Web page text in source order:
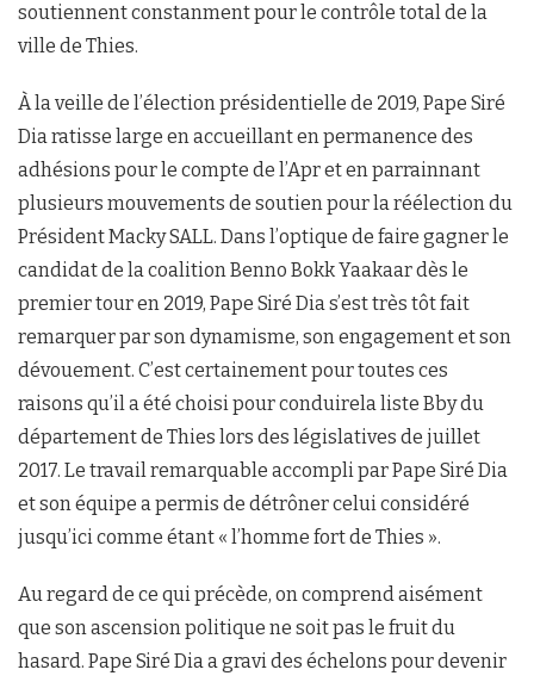
soutiennent constanment pour le contrôle total de la
ville de Thies.
À la veille de l’élection présidentielle de 2019, Pape Siré
Dia ratisse large en accueillant en permanence des
adhésions pour le compte de l’Apr et en parrainnant
plusieurs mouvements de soutien pour la réélection du
Président Macky SALL. Dans l’optique de faire gagner le
candidat de la coalition Benno Bokk Yaakaar dès le
premier tour en 2019, Pape Siré Dia s’est très tôt fait
remarquer par son dynamisme, son engagement et son
dévouement. C’est certainement pour toutes ces
raisons qu’il a été choisi pour conduirela liste Bby du
département de Thies lors des législatives de juillet
2017. Le travail remarquable accompli par Pape Siré Dia
et son équipe a permis de détrôner celui considéré
jusqu’ici comme étant « l’homme fort de Thies ».
Au regard de ce qui précède, on comprend aisément
que son ascension politique ne soit pas le fruit du
hasard. Pape Siré Dia a gravi des échelons pour devenir